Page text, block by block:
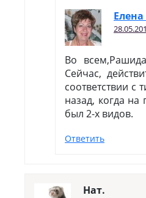
Во
Сейчас,
соответствии с
назад, когда
был 2-х видов.
Ответить
Нат.